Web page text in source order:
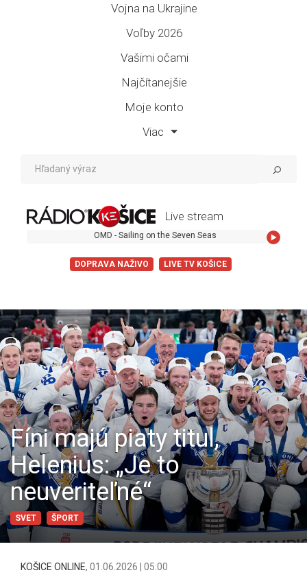
Vojna na Ukrajine
Voľby 2026
Vašimi očami
Najčítanejšie
Moje konto
Viac
Live stream
OMD - Sailing on the Seven Seas
DOPRAVA NAŽIVO LIVE TV KOŠICE
Fíni majú piaty titul,
Helenius: „Je to
neuveriteľné“
SVET ŠPORT
KOŠICE ONLINE, 01.06.2026 | 05:00